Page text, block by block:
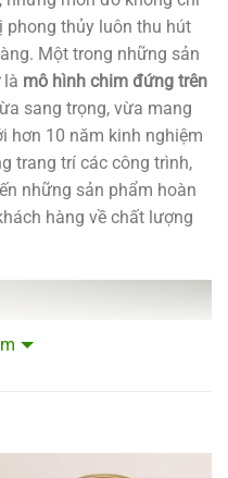
thủy luôn thu hút
Một trong những sản
là mô hình chim đứng trên
sang trọng, vừa mang
hơn 10 năm kinh nghiệm
trang trí các công trình,
những sản phẩm hoàn
hàng về chất lượng